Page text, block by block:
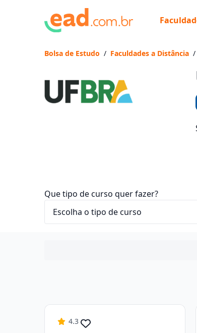
Bolsa de Estudo / Faculdades a Distância /
Que tipo de curso quer fazer?
4.3